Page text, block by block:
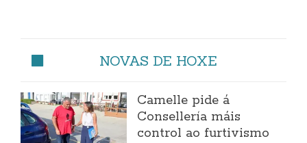
NOVAS DE HOXE
Camelle pide á
Consellería máis
control ao furtivismo